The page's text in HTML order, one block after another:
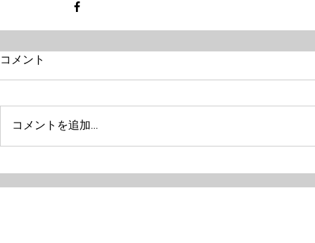
コメント
コメントを追加…